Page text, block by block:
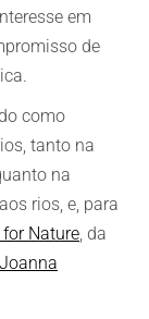
em
de
como
tanto na
na
rios, e, para
for Nature, da